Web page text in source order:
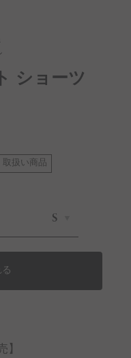
ショーツ
取扱い商品
S
】